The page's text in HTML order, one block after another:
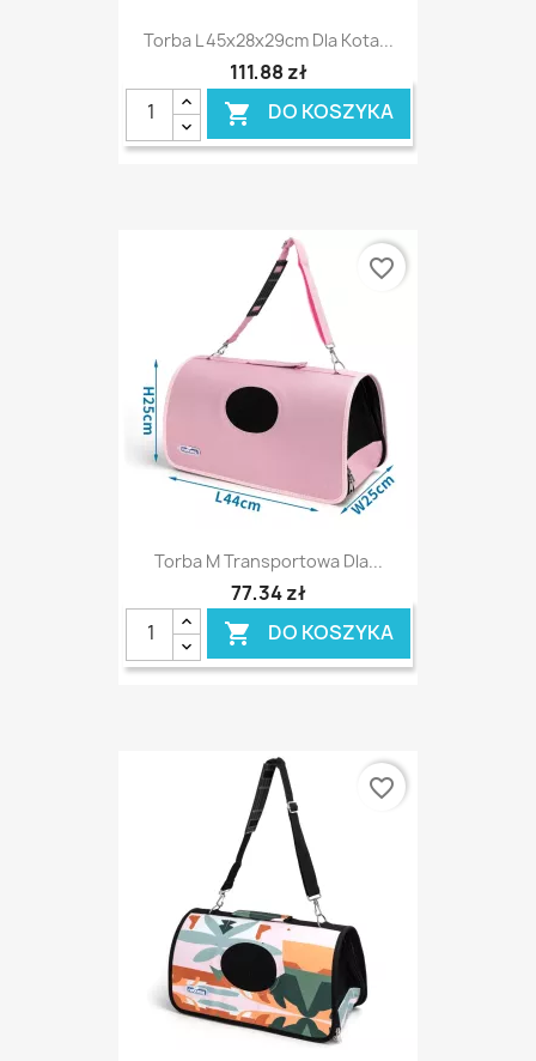
Torba L 45x28x29cm Dla Kota...
111,88 zł
 DO KOSZYKA
Torba M Transportowa Dla...
77,34 zł
 DO KOSZYKA
favorite_border
favorite_border